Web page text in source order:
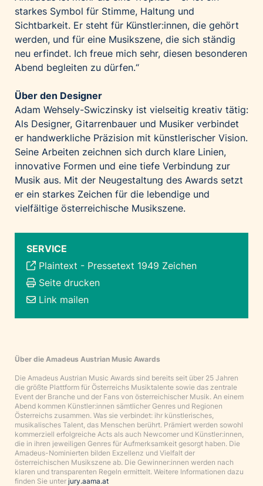
starkes Symbol für Stimme, Haltung und
Sichtbarkeit. Er steht für Künstler:innen, die gehört
werden, und für eine Musikszene, die sich ständig
neu erfindet. Ich freue mich sehr, diesen besonderen
Abend begleiten zu dürfen.“
Über den Designer
Adam Wehsely-Swiczinsky ist vielseitig kreativ tätig:
Als Designer, Gitarrenbauer und Musiker verbindet
er handwerkliche Präzision mit künstlerischer Vision.
Seine Arbeiten zeichnen sich durch klare Linien,
innovative Formen und eine tiefe Verbindung zur
Musik aus. Mit der Neugestaltung des Awards setzt
er ein starkes Zeichen für die lebendige und
vielfältige österreichische Musikszene.
SERVICE
Plaintext - Pressetext 1949 Zeichen
Seite drucken
Link mailen
Über die Amadeus Austrian Music Awards
Die Amadeus Austrian Music Awards sind bereits seit über 25 Jahren
die größte Plattform für Österreichs Musiktalente sowie das zentrale
Event der Branche und der Fans von österreichischer Musik. An einem
Abend kommen Künstler:innen sämtlicher Genres und Regionen
Österreichs zusammen. Was sie verbindet: ihr künstlerisches,
musikalisches Talent, das Menschen berührt. Prämiert werden sowohl
kommerziell erfolgreiche Acts als auch Newcomer und Künstler:innen,
die in ihren jeweiligen Genres für Aufmerksamkeit gesorgt haben. Die
Amadeus-Nominierten bilden Exzellenz und Vielfalt der
österreichischen Musikszene ab. Die Gewinner:innen werden nach
klaren und transparenten Regeln ermittelt. Weitere Informationen dazu
finden Sie unter jury.aama.at